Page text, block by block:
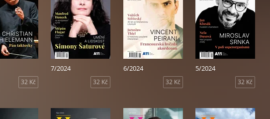
32 Kč
7/2024
32 Kč
6/2024
32 Kč
5/2024
32 Kč